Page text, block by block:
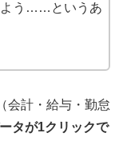
よう……というあ
会計・給与・勤怠
タが1クリックで